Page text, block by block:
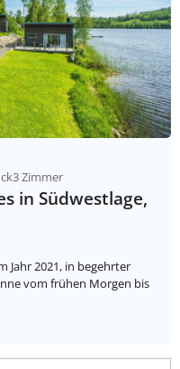
3 Zimmer
in Südwestlage,
Jahr 2021, in begehrter
vom frühen Morgen bis